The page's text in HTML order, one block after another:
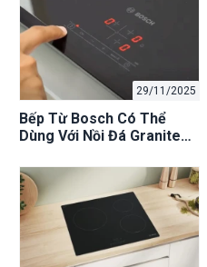
29/11/2025
Bếp Từ Bosch Có Thể
Dùng Với Nồi Đá Granite
Hay]